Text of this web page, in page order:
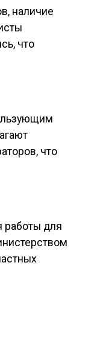
наличие
что
что
работы для